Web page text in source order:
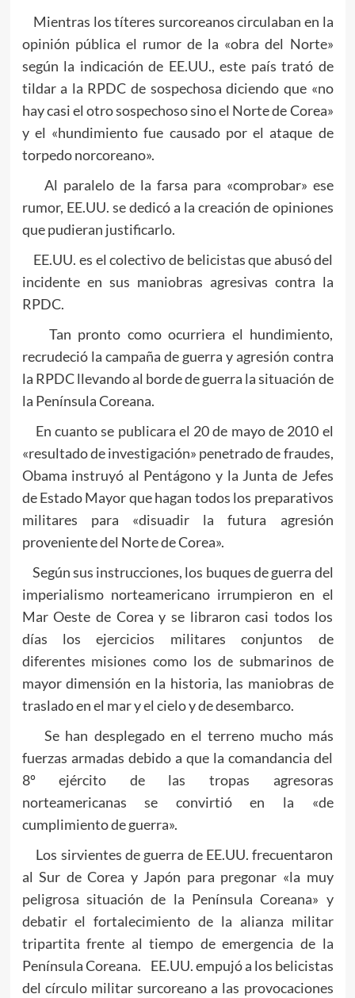
Mientras los títeres surcoreanos circulaban en la
opinión pública el rumor de la «obra del Norte»
según la indicación de EE.UU., este país trató de
tildar a la RPDC de sospechosa diciendo que «no
hay casi el otro sospechoso sino el Norte de Corea»
y el «hundimiento fue causado por el ataque de
torpedo norcoreano».
Al paralelo de la farsa para «comprobar» ese
rumor, EE.UU. se dedicó a la creación de opiniones
que pudieran justificarlo.
EE.UU. es el colectivo de belicistas que abusó del
incidente en sus maniobras agresivas contra la
RPDC.
Tan pronto como ocurriera el hundimiento,
recrudeció la campaña de guerra y agresión contra
la RPDC llevando al borde de guerra la situación de
la Península Coreana.
En cuanto se publicara el 20 de mayo de 2010 el
«resultado de investigación» penetrado de fraudes,
Obama instruyó al Pentágono y la Junta de Jefes
de Estado Mayor que hagan todos los preparativos
militares para «disuadir la futura agresión
proveniente del Norte de Corea».
Según sus instrucciones, los buques de guerra del
imperialismo norteamericano irrumpieron en el
Mar Oeste de Corea y se libraron casi todos los
días los ejercicios militares conjuntos de
diferentes misiones como los de submarinos de
mayor dimensión en la historia, las maniobras de
traslado en el mar y el cielo y de desembarco.
Se han desplegado en el terreno mucho más
fuerzas armadas debido a que la comandancia del
8º ejército de las tropas agresoras
norteamericanas se convirtió en la «de
cumplimiento de guerra».
Los sirvientes de guerra de EE.UU. frecuentaron
al Sur de Corea y Japón para pregonar «la muy
peligrosa situación de la Península Coreana» y
debatir el fortalecimiento de la alianza militar
tripartita frente al tiempo de emergencia de la
Península Coreana. EE.UU. empujó a los belicistas
del círculo militar surcoreano a las provocaciones